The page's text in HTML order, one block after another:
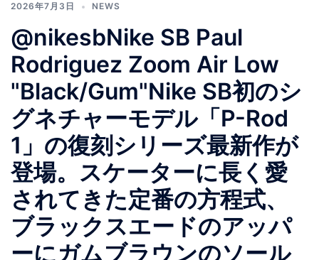
2026年7月3日 NEWS
@nikesbNike SB Paul
Rodriguez Zoom Air Low
"Black/Gum"Nike SB初のシ
グネチャーモデル「P-Rod
1」の復刻シリーズ最新作が
登場。スケーターに長く愛
されてきた定番の方程式、
ブラックスエードのアッパ
ーにガムブラウンのソール